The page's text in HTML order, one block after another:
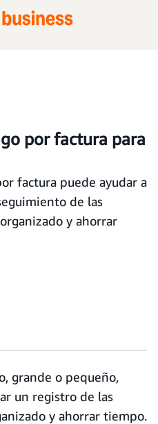
por factura para
factura puede ayudar a
de las
y ahorrar
grande o pequeño,
un registro de las
y ahorrar tiempo.